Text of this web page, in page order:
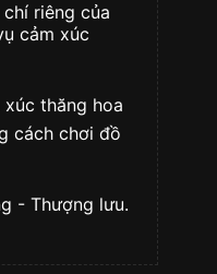
riêng của
cảm xúc
xúc thăng hoa
cách chơi đồ
- Thượng lưu.